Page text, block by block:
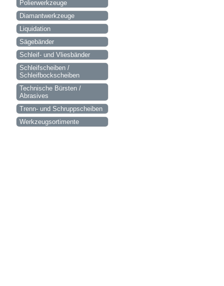
Polierwerkzeuge
Diamantwerkzeuge
Liquidation
Sägebänder
Schleif- und Vliesbänder
Schleifscheiben /
Schleifbockscheiben
Technische Bürsten /
Abrasives
Trenn- und Schruppscheiben
Werkzeugsortimente